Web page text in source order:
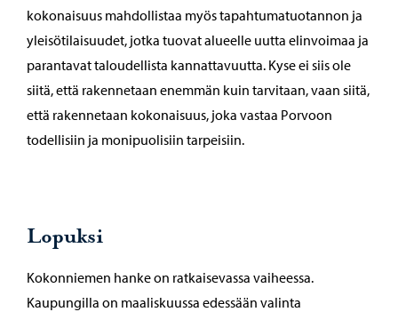
kokonaisuus mahdollistaa myös tapahtumatuotannon ja
yleisötilaisuudet, jotka tuovat alueelle uutta elinvoimaa ja
parantavat taloudellista kannattavuutta. Kyse ei siis ole
siitä, että rakennetaan enemmän kuin tarvitaan, vaan siitä,
että rakennetaan kokonaisuus, joka vastaa Porvoon
todellisiin ja monipuolisiin tarpeisiin.
Lopuksi
Kokonniemen hanke on ratkaisevassa vaiheessa.
Kaupungilla on maaliskuussa edessään valinta